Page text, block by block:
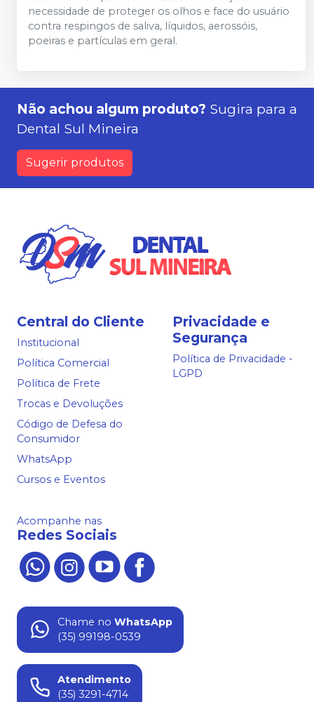
necessidade de proteger os olhos e face do usuário
contra respingos de saliva, líquidos, aerossóis,
poeiras e partículas em geral.
Não achou algum produto? Sugira para a
Dental Sul Mineira
Sugerir produtos
Central do Cliente
Institucional
Política Comercial
Política de Frete
Trocas e Devoluções
Código de Defesa do
Consumidor
WhatsApp
Cursos e Eventos
Privacidade e
Segurança
Política de Privacidade -
LGPD
Acompanhe nas
Redes Sociais
Chame no WhatsApp
(35) 99198-0539
Atendimento
(35) 3291-4714